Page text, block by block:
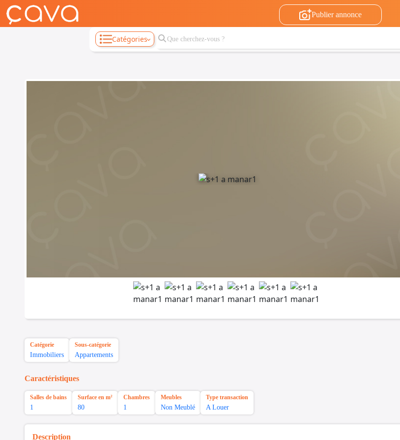
Publier annonce
Catégories
Catégorie
Immobiliers
Sous-catégorie
Appartements
Caractéristiques
Salles de bains
1
Surface en m²
80
Chambres
1
Meubles
Non Meublé
Type transaction
A Louer
Description